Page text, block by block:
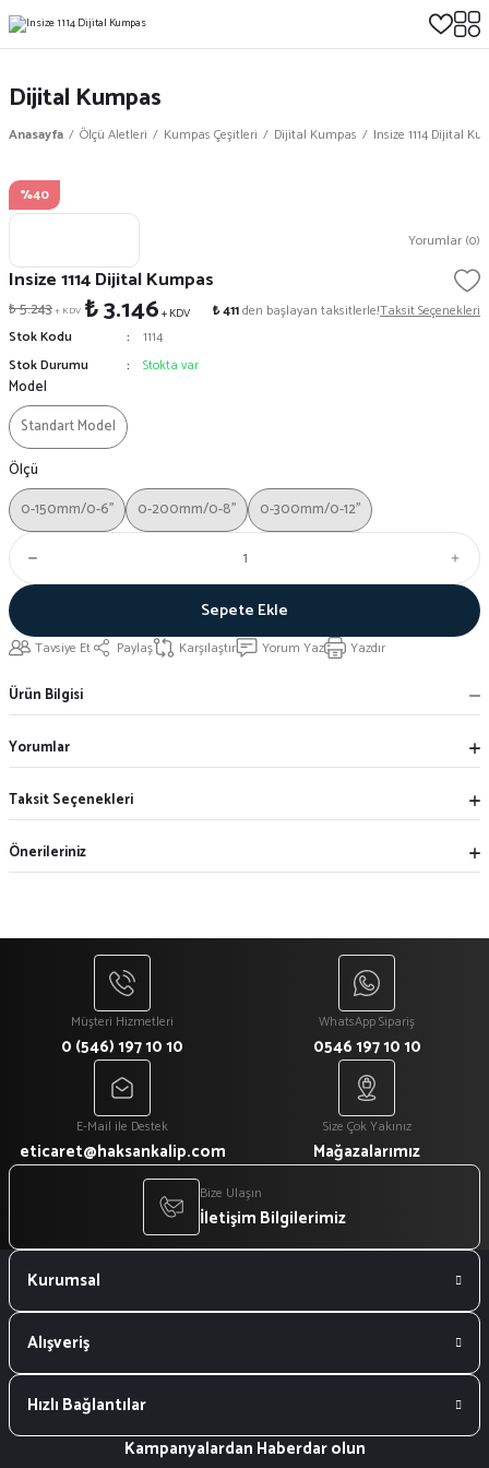
Dijital Kumpas
Anasayfa Ölçü Aletleri Kumpas Çeşitleri Dijital Kumpas Insize 1114 Dijital
%40
Yorumlar (0)
Insize 1114 Dijital Kumpas
₺ 5.243+ KDV ₺ 3.146+ KDV ₺ 411den başlayan taksitlerle!Taksit Seçenekleri
Stok Kodu
1114
Stok Durumu
Stokta var
Model
Standart Model
Ölçü
0-150mm/0-6''
0-200mm/0-8'' 0-300mm/0-12''
Sepete Ekle
Tavsiye Et Paylaş Karşılaştır Yorum Yaz Yazdır
Ürün Bilgisi
Yorumlar
Taksit Seçenekleri
Önerileriniz
Müşteri Hizmetleri
0 (546) 197 10 10
WhatsApp Sipariş
0546 197 10 10
E-Mail ile Destek
eticaret@haksankalip.com
Size Çok Yakınız
Mağazalarımız
Bize Ulaşın
İletişim Bilgilerimiz
Kurumsal
Alışveriş
Hızlı Bağlantılar
Kampanyalardan Haberdar olun